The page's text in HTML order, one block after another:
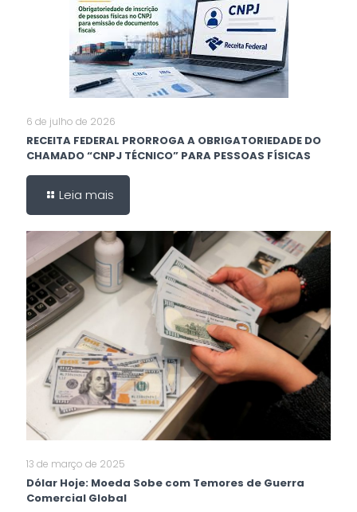
6 de julho de 2026
RECEITA FEDERAL PRORROGA A OBRIGATORIEDADE DO
CHAMADO “CNPJ TÉCNICO” PARA PESSOAS FÍSICAS
Leia mais
13 de março de 2025
Dólar Hoje: Moeda Sobe com Temores de Guerra
Comercial Global